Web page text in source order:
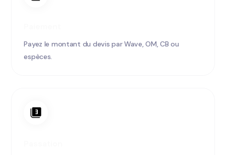
Payez le montant du devis par Wave, OM, CB ou
espèces.